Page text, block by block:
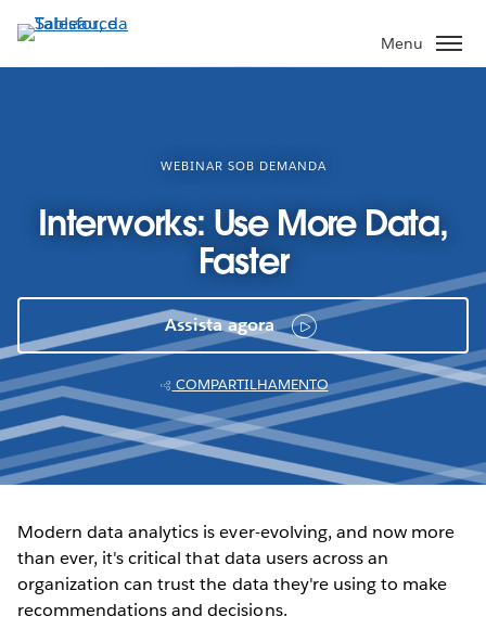
Pular
para
o
Menu
WEBINAR SOB DEMANDA
Interworks: Use More Data,
Faster
Assista agora
COMPARTILHAMENTO
Modern data analytics is ever-evolving, and now more
than ever, it's critical that data users across an
organization can trust the data they're using to make
recommendations and decisions.